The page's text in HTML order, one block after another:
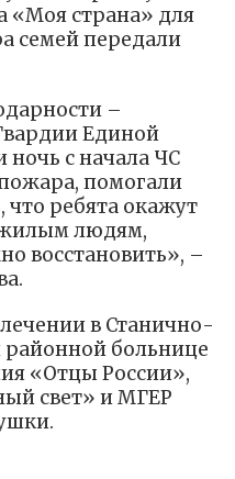
«Моя страна» для
семей передали
–
Единой
ночь с начала ЧС
помогали
ребята окажут
людям,
восстановить», –
в Станично-
районной больнице
«Отцы России»,
свет» и МГЕР